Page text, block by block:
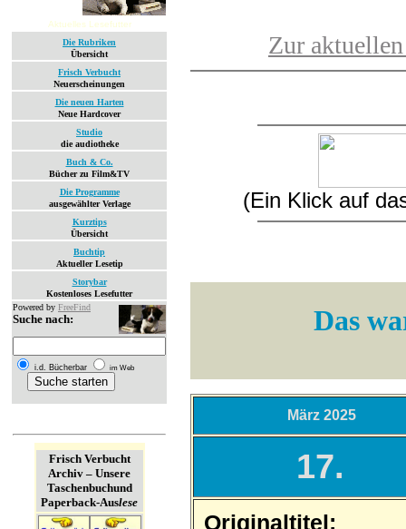
Aktuelles Lesefutter
Die Rubriken
Übersicht
Frisch Verbucht
Neuerscheinungen
Die neuen Harten
Neue Hardcover
Studio
die audiotheke
Buch & Co.
Bücher zu Film&TV
Die Programme
ausgewählter Verlage
Kurztips
Übersicht
Buchtip
Aktueller Lesetip
Storybar
Kostenloses Lesefutter
Powered by FreeFind
Suche nach:
i.d. Bücherbar im Web
Frisch Verbucht
Archiv – Unsere
Taschenbuch­und
Paperback-Auslese
Zur
(Ein Klick auf
Das
März 2025
17.
Originaltitel: